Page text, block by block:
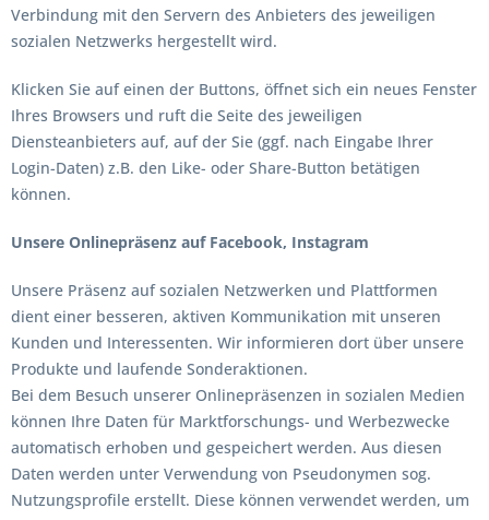
Verbindung mit den Servern des Anbieters des jeweiligen
sozialen Netzwerks hergestellt wird.
Klicken Sie auf einen der Buttons, öffnet sich ein neues Fenster
Ihres Browsers und ruft die Seite des jeweiligen
Diensteanbieters auf, auf der Sie (ggf. nach Eingabe Ihrer
Login-Daten) z.B. den Like- oder Share-Button betätigen
können.
Unsere Onlinepräsenz auf Facebook, Instagram
Unsere Präsenz auf sozialen Netzwerken und Plattformen
dient einer besseren, aktiven Kommunikation mit unseren
Kunden und Interessenten. Wir informieren dort über unsere
Produkte und laufende Sonderaktionen.
Bei dem Besuch unserer Onlinepräsenzen in sozialen Medien
können Ihre Daten für Marktforschungs- und Werbezwecke
automatisch erhoben und gespeichert werden. Aus diesen
Daten werden unter Verwendung von Pseudonymen sog.
Nutzungsprofile erstellt. Diese können verwendet werden, um